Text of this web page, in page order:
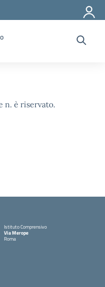
n. è riservato.
Istituto Comprensivo
Via Merope
Roma